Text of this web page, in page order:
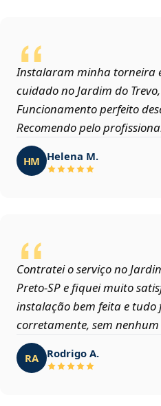
Instalaram minha torneira
cuidado no Jardim do Trevo,
Funcionamento perfeito
Recomendo pelo
HM Helena M.
Contratei o serviço no
Preto‑SP e fiquei muito
instalação bem feita e
corretamente, sem
RA Rodrigo A.